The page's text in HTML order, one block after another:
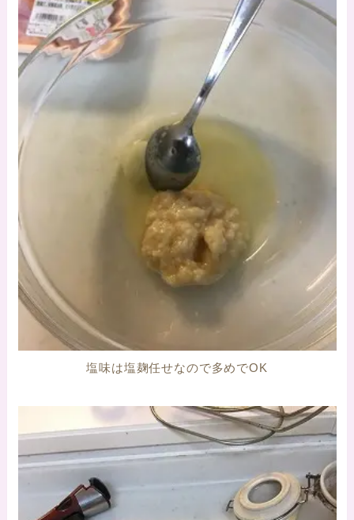
塩味は塩麹任せなので多めでOK